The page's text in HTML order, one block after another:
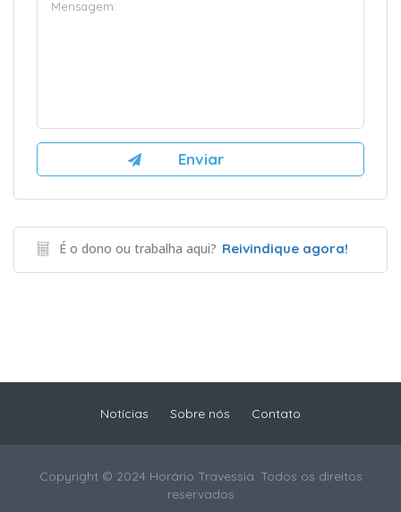
É o dono ou trabalha aqui? Reivindique agora!
Notícias Sobre nós Contato
Copyright © 2024 Horário Travessia. Todos os direitos
reservados